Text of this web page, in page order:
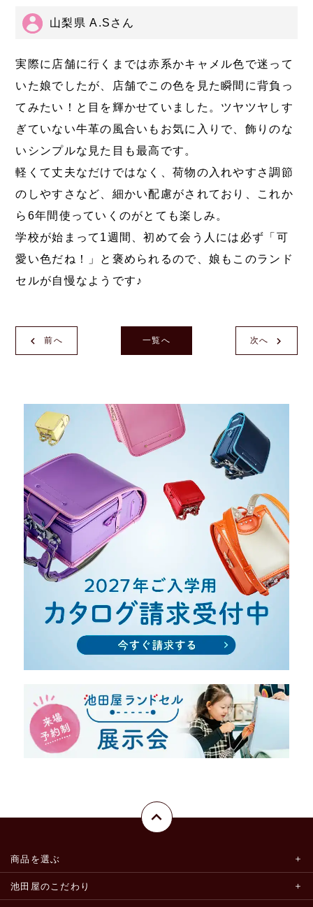
山梨県 A.Sさん
実際に店舗に行くまでは赤系かキャメル色で迷って
いた娘でしたが、店舗でこの色を見た瞬間に背負っ
てみたい！と目を輝かせていました。ツヤツヤしす
ぎていない牛革の風合いもお気に入りで、飾りのな
いシンプルな見た目も最高です。
軽くて丈夫なだけではなく、荷物の入れやすさ調節
のしやすさなど、細かい配慮がされており、これか
ら6年間使っていくのがとても楽しみ。
学校が始まって1週間、初めて会う人には必ず「可
愛い色だね！」と褒められるので、娘もこのランド
セルが自慢なようです♪
前へ 次へ
一覧へ
商品を選ぶ
池田屋のこだわり